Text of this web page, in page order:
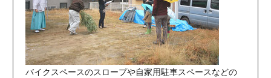
バイクスペースのスロープや自家用駐車スペースなどの